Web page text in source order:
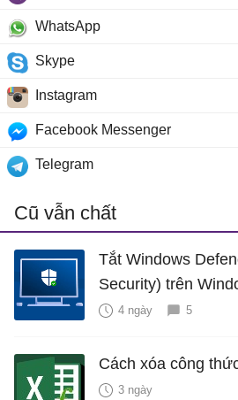
WhatsApp
Skype
Instagram
Facebook Messenger
Telegram
Cũ vẫn chất
Tắt Windows
Security) trên
4 ngày 5
Cách xóa công
3 ngày